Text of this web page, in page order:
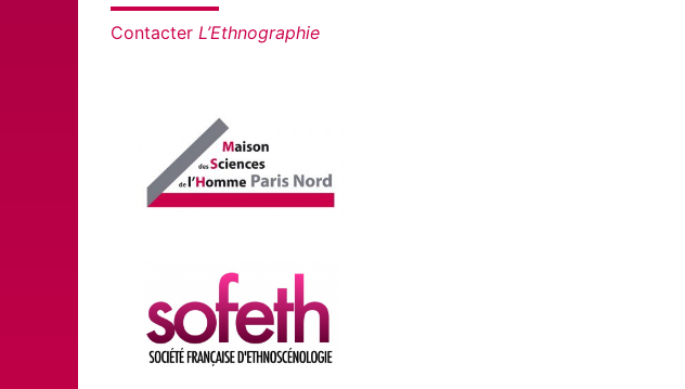
Contacter L’Ethnographie
Affiliations/partenaires